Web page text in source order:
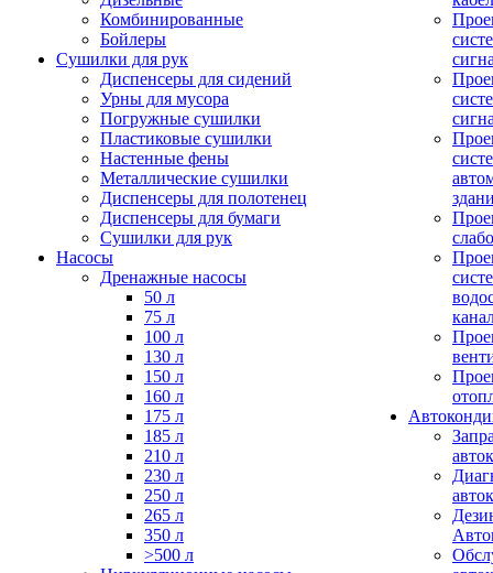
Комбинированные
Бойлеры
Сушилки для рук
Диспенсеры для сидений
Урны для мусора
Погружные сушилки
Пластиковые сушилки
Настенные фены
Металлические сушилки
Диспенсеры для полотенец
Диспенсеры для бумаги
Сушилки для рук
Насосы
Дренажные насосы
50 л
75 л
100 л
130 л
150 л
160 л
175 л
185 л
210 л
230 л
250 л
265 л
350 л
>500 л